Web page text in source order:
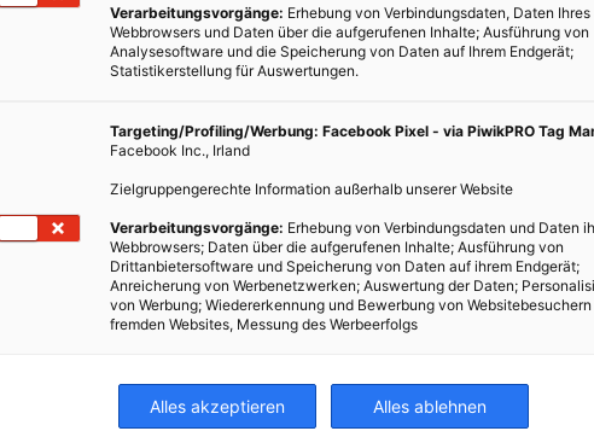
macht
ihren
die
und
Verarbeitungsvorgänge: Erhebung von Verbindungsdaten, Daten Ihres
Webbrowsers und Daten über die aufgerufenen Inhalte; Ausführung von
Analysesoftware und die Speicherung von Daten auf Ihrem Endgerät;
Statistikerstellung für Auswertungen.
Targeting/Profiling/Werbung: Facebook Pixel - via PiwikPRO Tag
Facebook Inc., Irland
Zielgruppengerechte Information außerhalb unserer Website
Verarbeitungsvorgänge: Erhebung von Verbindungsdaten und Daten
Webbrowsers; Daten über die aufgerufenen Inhalte; Ausführung von
Drittanbietersoftware und Speicherung von Daten auf ihrem Endgerät;
Anreicherung von Werbenetzwerken; Auswertung der Daten;
von Werbung; Wiedererkennung und Bewerbung von
fremden Websites, Messung des Werbeerfolgs
Alles akzeptieren Alles ablehnen